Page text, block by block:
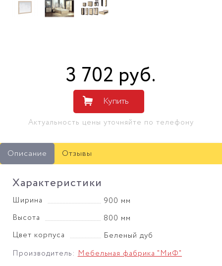
3 702 руб.
Купить
Актуальность цены уточняйте по телефону
Описание Отзывы
Характеристики
Ширина
900 мм
Высота
800 мм
Цвет корпуса
Беленый дуб
Производитель:Мебельная фабрика "МиФ"